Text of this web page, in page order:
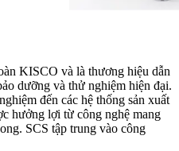
KISCO và là thương hiệu dẫn
dưỡng và thử nghiệm hiện đại.
đến các hệ thống sản xuất
hưởng lợi từ công nghệ mang
SCS tập trung vào công